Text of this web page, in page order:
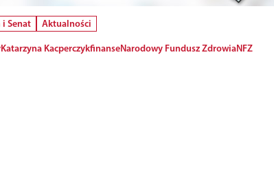
i Senat
Aktualności
Katarzyna KacperczykfinanseNarodowy Fundusz ZdrowiaNFZ